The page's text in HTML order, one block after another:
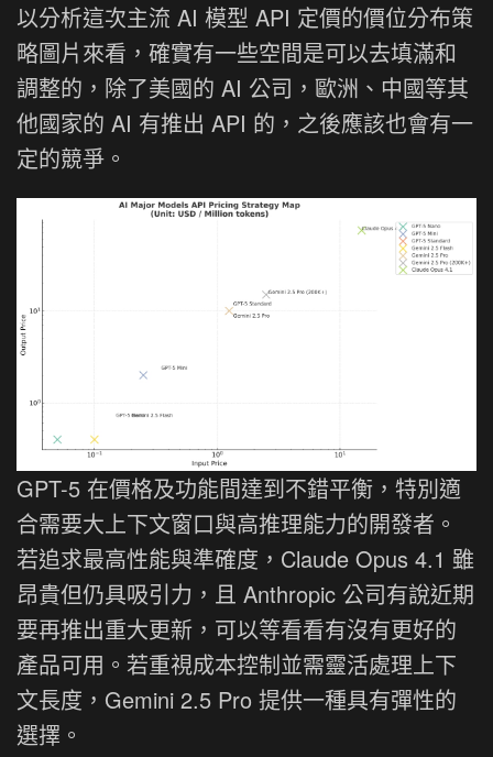
以分析這次主流 AI 模型 API 定價的價位分布策
略圖片來看，確實有一些空間是可以去填滿和
調整的，除了美國的 AI 公司，歐洲、中國等其
他國家的 AI 有推出 API 的，之後應該也會有一
定的競爭。
GPT-5 在價格及功能間達到不錯平衡，特別適
合需要大上下文窗口與高推理能力的開發者。
若追求最高性能與準確度，Claude Opus 4.1 雖
昂貴但仍具吸引力，且 Anthropic 公司有說近期
要再推出重大更新，可以等看看有沒有更好的
產品可用。若重視成本控制並需靈活處理上下
文長度，Gemini 2.5 Pro 提供一種具有彈性的
選擇。